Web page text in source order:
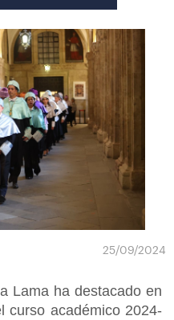
25/09/2024
Lama ha destacado en
curso académico 2024-